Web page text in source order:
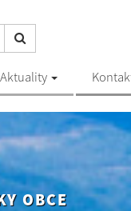
Aktuality
OBCE